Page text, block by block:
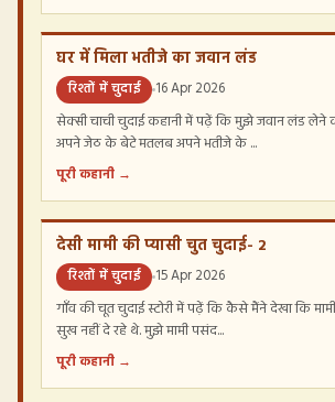
घर में मिला भतीजे का जवान लंड
रिश्तों में चुदाई 16 Apr 2026
सेक्सी चाची चुदाई कहानी में पढ़ें कि मुझे जवान लंड लेने
अपने जेठ के बेटे मतलब अपने भतीजे के ...
पूरी कहानी →
देसी मामी की प्यासी चुत चुदाई- 2
रिश्तों में चुदाई 15 Apr 2026
गाँव की चूत चुदाई स्टोरी में पढ़ें कि कैसे मैंने देखा कि
सुख नहीं दे रहे थे. मुझे मामी पसंद...
पूरी कहानी →